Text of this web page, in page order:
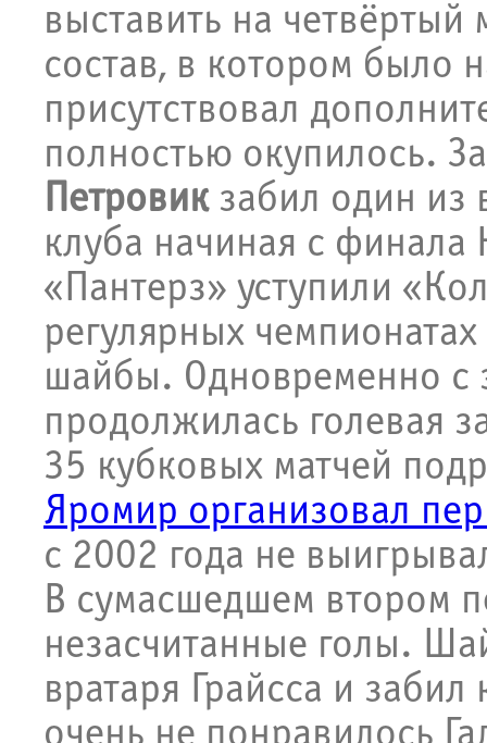
выставить на
состав, в котором было
присутствовал
полностью окупилось.
Петровикзабил один из
клуба начиная с финала
«Пантерз» уступили
регулярных
шайбы. Одновременно с
продолжилась голевая
35 кубковых матчей
Яромир организовал
с 2002 года не
В сумасшедшем втором
незасчитанные голы.
вратаря Грайсса и